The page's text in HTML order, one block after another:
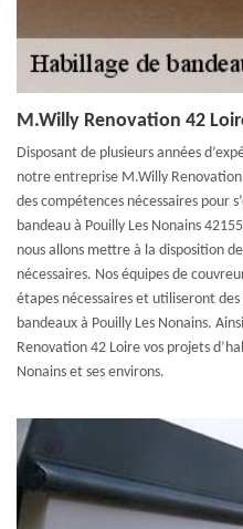
M.Willy Renovation 42
Disposant de plusieurs années
notre entreprise M.Willy
des compétences nécessaires pour
bandeau à Pouilly Les Nonains
nous allons mettre à la disposition
nécessaires. Nos équipes de
étapes nécessaires et utiliseront
bandeaux à Pouilly Les Nonains.
Renovation 42 Loire vos projets
Nonains et ses environs.